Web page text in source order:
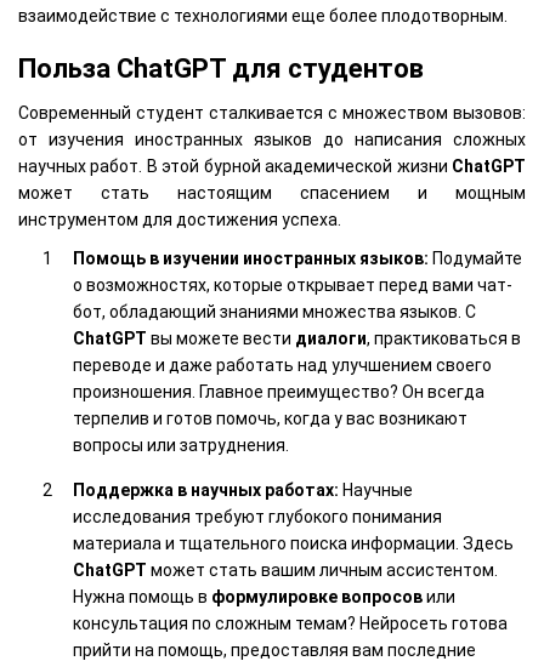
взаимодействие с технологиями еще более плодотворным.
Польза ChatGPT для студентов
Современный студент сталкивается с множеством вызовов:
от изучения иностранных языков до написания сложных
научных работ. В этой бурной академической жизни ChatGPT
может стать настоящим спасением и мощным
инструментом для достижения успеха.
Помощь в изучении иностранных языков: Подумайте
о возможностях, которые открывает перед вами чат-
бот, обладающий знаниями множества языков. С
ChatGPT вы можете вести диалоги, практиковаться в
переводе и даже работать над улучшением своего
произношения. Главное преимущество? Он всегда
терпелив и готов помочь, когда у вас возникают
вопросы или затруднения.
Поддержка в научных работах: Научные
исследования требуют глубокого понимания
материала и тщательного поиска информации. Здесь
ChatGPT может стать вашим личным ассистентом.
Нужна помощь в формулировке вопросовили
консультация по сложным темам? Нейросеть готова
прийти на помощь, предоставляя вам последние